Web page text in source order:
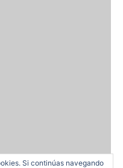
Si continúas navegando